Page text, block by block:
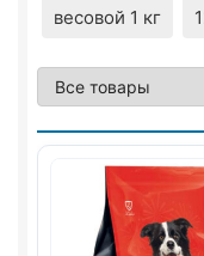
весовой 1 кг